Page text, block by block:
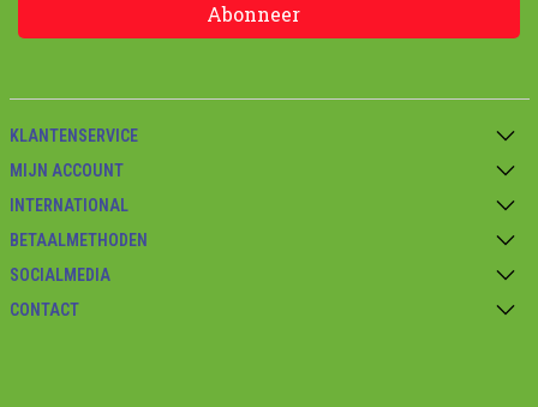
Abonneer
KLANTENSERVICE
MIJN ACCOUNT
INTERNATIONAL
BETAALMETHODEN
SOCIALMEDIA
CONTACT